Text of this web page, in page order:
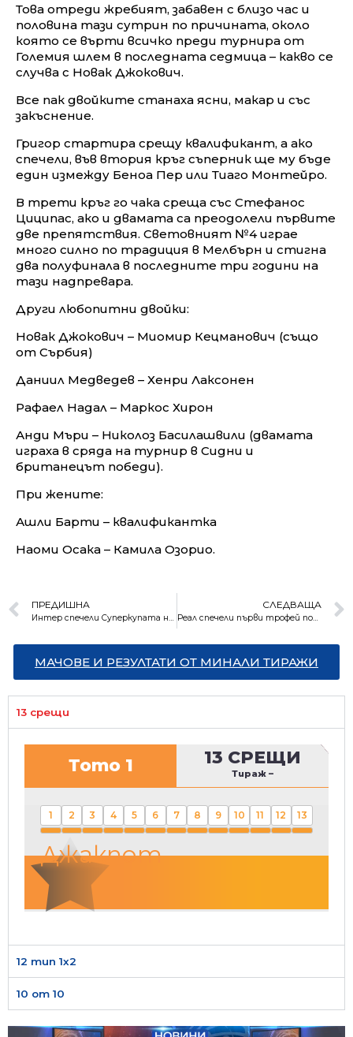
Това отреди жребият, забавен с близо час и
половина тази сутрин по причината, около
която се върти всичко преди турнира от
Големия шлем в последната седмица – какво се
случва с Новак Джокович.
Все пак двойките станаха ясни, макар и със
закъснение.
Григор стартира срещу квалификант, а ако
спечели, във втория кръг съперник ще му бъде
един измежду Беноа Пер или Тиаго Монтейро.
В трети кръг го чака среща със Стефанос
Циципас, ако и двамата са преодолели първите
две препятствия. Световният №4 играе
много силно по традиция в Мелбърн и стигна
два полуфинала в последните три години на
тази надпревара.
Други любопитни двойки:
Новак Джокович – Миомир Кецманович (също
от Сърбия)
Даниил Медведев – Хенри Лаксонен
Рафаел Надал – Маркос Хирон
Анди Мъри – Николоз Басилашвили (двамата
играха в сряда на турнир в Сидни и
британецът победи).
При жените:
Ашли Барти – квалификантка
Наоми Осака – Камила Озорио.
ПРЕДИШНА
Интер спечели Суперкупата на Италия
СЛЕДВАЩА
Реал спечели първи трофей под ръководството на Анчелоти
МАЧОВЕ И РЕЗУЛТАТИ ОТ МИНАЛИ ТИРАЖИ
13 срещи
Тото 1 13 СРЕЩИ
Тираж –
1 2 3 4 5 6 7 8 9 10 11 12 13
Джакпот
12 тип 1х2
10 от 10